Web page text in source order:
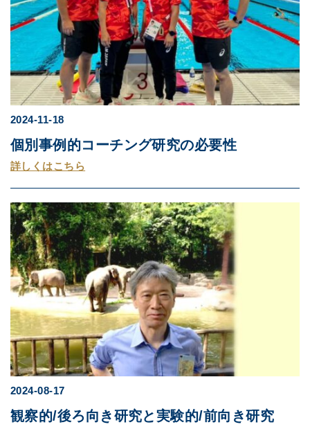
2024-11-18
個別事例的コーチング研究の必要性
詳しくはこちら
2024-08-17
観察的/後ろ向き研究と実験的/前向き研究